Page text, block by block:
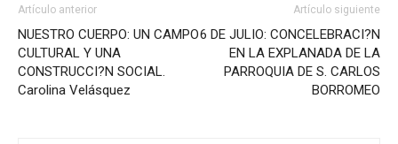
Artículo anterior
NUESTRO CUERPO: UN CAMPO
CULTURAL Y UNA
CONSTRUCCI?N SOCIAL.
Carolina Velásquez
Artículo siguiente
6 DE JULIO: CONCELEBRACI?N
EN LA EXPLANADA DE LA
PARROQUIA DE S. CARLOS
BORROMEO